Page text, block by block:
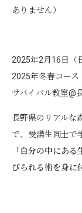
ありません）
2025年2月16日（
2025年冬春コース
サバイバル教室@
長野県のリアルな
で、受講生同士で
「自分の中にあ
びられる術を身に